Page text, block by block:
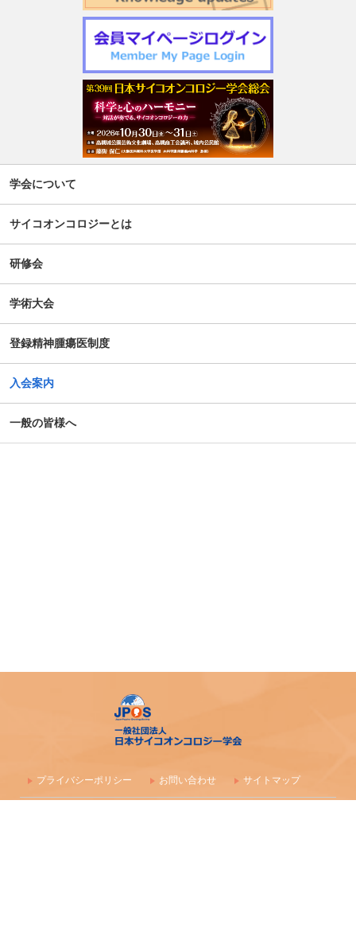
学会について
サイコオンコロジーとは
研修会
学術大会
登録精神腫瘍医制度
入会案内
一般の皆様へ
プライバシーポリシー お問い合わせ サイトマップ